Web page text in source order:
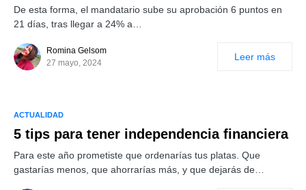
De esta forma, el mandatario sube su aprobación 6 puntos en
21 días, tras llegar a 24% a…
Romina Gelsom
27 mayo, 2024
Leer más
ACTUALIDAD
5 tips para tener independencia financiera
Para este año prometiste que ordenarías tus platas. Que
gastarías menos, que ahorrarías más, y que dejarás de…